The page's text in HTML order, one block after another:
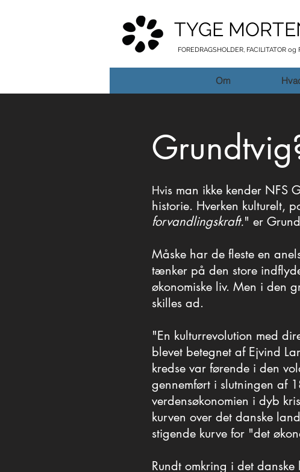
TYGE
FOREDRAGSHOLDER, FACILITATOR og
Om
Måske har de fleste en
tænker på den store
økonomiske liv. Men i den
"En kulturrevolution med
blevet betegnet af Ejvind
kredse var førende i den
gennemført i slutningen af
verdensøkonomien i dyb
kurven over det danske
Hvis man ikke kender NFS
historie. Hverken kulturelt,
forvandlingskraft." er
Måske har de fleste en
tænker på den store
økonomiske liv. Men i den
skilles ad.
"En kulturrevolution med
blevet betegnet af Ejvind
kredse var førende i den
gennemført i slutningen af
verdensøkonomien i dyb
kurven over det danske
stigende kurve for "det
Rundt omkring i det